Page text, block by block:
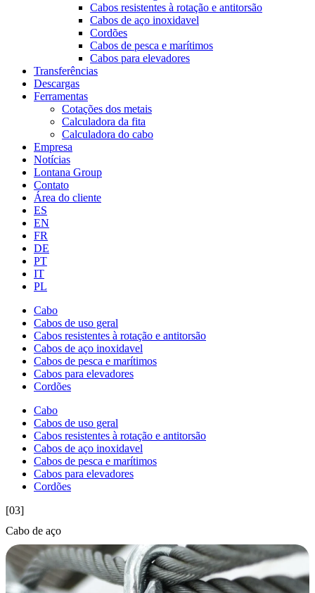
Cabos resistentes à rotação e antitorsão
Cabos de aço inoxidavel
Cordões
Cabos de pesca e marítimos
Cabos para elevadores
Transferências
Descargas
Ferramentas
Cotações dos metais
Calculadora da fita
Calculadora do cabo
Empresa
Notícias
Lontana Group
Contato
Área do cliente
ES
EN
FR
DE
PT
IT
PL
Cabo
Cabos de uso geral
Cabos resistentes à rotação e antitorsão
Cabos de aço inoxidavel
Cabos de pesca e marítimos
Cabos para elevadores
Cordões
Cabo
Cabos de uso geral
Cabos resistentes à rotação e antitorsão
Cabos de aço inoxidavel
Cabos de pesca e marítimos
Cabos para elevadores
Cordões
[03]
Cabo de aço